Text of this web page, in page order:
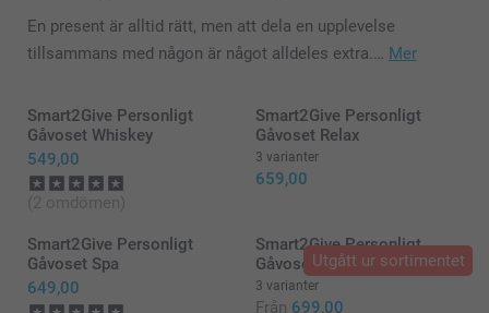
En present är alltid rätt, men att dela en upplevelse
tillsammans med någon är något alldeles extra.… Mer
Smart2Give Personligt
Gåvoset Whiskey
549,00
(2 omdömen)
Smart2Give Personligt
Gåvoset Relax
3 varianter
659,00
Smart2Give Personligt
Gåvoset Spa
649,00
Utgått ur sortimentet
Smart2Give Personligt
Gåvoset BBQ
3 varianter
Från 699,00